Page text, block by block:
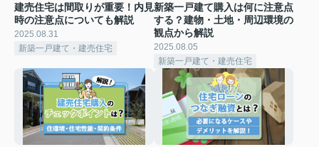
建売住宅は間取りが重要！内見
時の注意点についても解説
2025.08.31
新築一戸建て・建売住宅
新築一戸建て購入は何に注意点
する？建物・土地・周辺環境の
観点から解説
2025.08.05
新築一戸建て・建売住宅